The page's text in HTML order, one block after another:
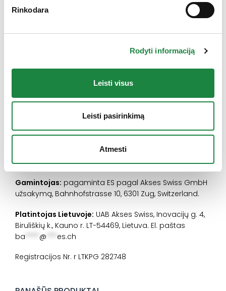
Rinkodara
Rodyti informaciją
Leisti visus
Leisti pasirinkimą
Atmesti
1/2 tabletės per dieną kuomet gyvūno svoris
1 tabletė 10kg gyvūno svorio per dieną.
reikėtų pasikonsultuoti su mitybos specialistu arba
veterinarijos gydytoju. Laikyti sausoje vietoje, saugoti
nuo tiesioginių saulės spindulių. Laikyti vaikams
nepasiekiamoje vietoje.
Gamintojas: pagaminta ES pagal Akses Swiss GmbH
užsakymą, Bahnhofstrasse 10, 6301 Zug, Switzerland.
Platintojas Lietuvoje: UAB Akses Swiss, Inovacijų g. 4,
Biruliškių k., Kauno r. LT-54469, Lietuva. El. paštas
ba
@ es.ch
Registracijos Nr. r LTKPG 282748